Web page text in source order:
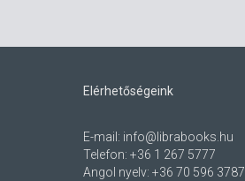
Elérhetőségeink
E-mail: info@librabooks.hu
Telefon: +36 1 267 5777
Angol nyelv: +36 70 596 3787